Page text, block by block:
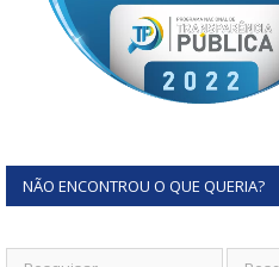
NÃO ENCONTROU O QUE QUERIA?